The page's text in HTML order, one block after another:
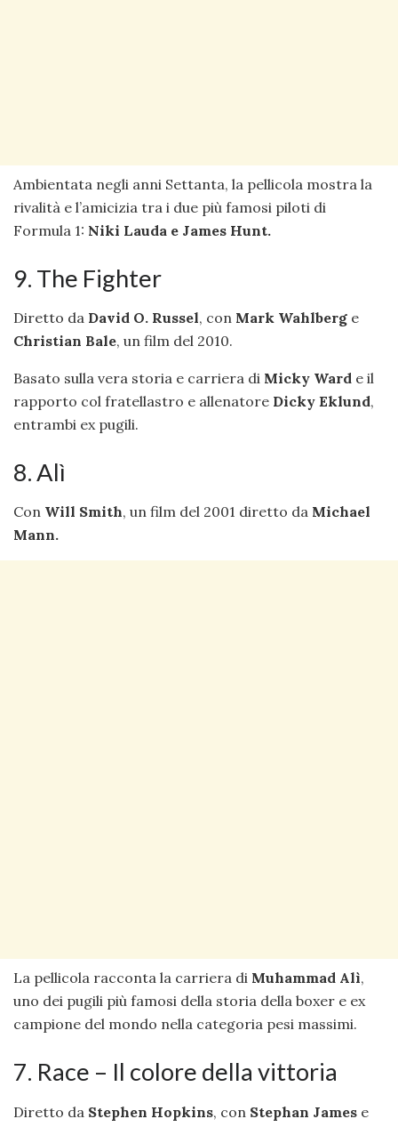
Ambientata negli anni Settanta, la pellicola mostra la
rivalità e l’amicizia tra i due più famosi piloti di
Formula 1: Niki Lauda e James Hunt.
9. The Fighter
Diretto da David O. Russel, con Mark Wahlberg e
Christian Bale, un film del 2010.
Basato sulla vera storia e carriera di Micky Ward e il
rapporto col fratellastro e allenatore Dicky Eklund,
entrambi ex pugili.
8. Alì
Con Will Smith, un film del 2001 diretto da Michael
Mann.
La pellicola racconta la carriera di Muhammad Alì,
uno dei pugili più famosi della storia della boxer e ex
campione del mondo nella categoria pesi massimi.
7. Race – Il colore della vittoria
Diretto da Stephen Hopkins, con Stephan James e